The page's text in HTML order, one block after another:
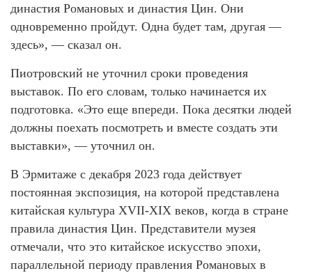
династия Романовых и династия Цин. Они
одновременно пройдут. Одна будет там, другая —
здесь», — сказал он.
Пиотровский не уточнил сроки проведения
выставок. По его словам, только начинается их
подготовка. «Это еще впереди. Пока десятки людей
должны поехать посмотреть и вместе создать эти
выставки», — уточнил он.
В Эрмитаже с декабря 2023 года действует
постоянная экспозиция, на которой представлена
китайская культура XVII-XIХ веков, когда в стране
правила династия Цин. Представители музея
отмечали, что это китайское искусство эпохи,
параллельной периоду правления Романовых в